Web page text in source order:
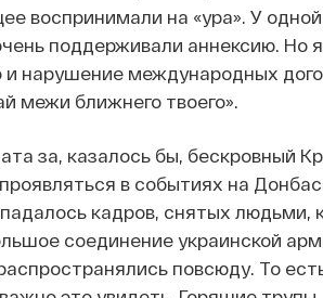
воспринимали на «ура». У
поддерживали аннексию. Но
нарушение международных
межи ближнего твоего».
за, казалось бы, бескровный
в событиях на
кадров, снятых людьми,
соединение украинской
повсюду. То